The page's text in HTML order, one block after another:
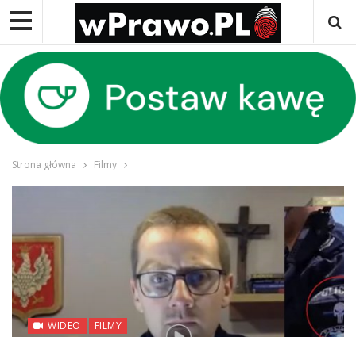
Strona główna Filmy
WIDEO FILMY